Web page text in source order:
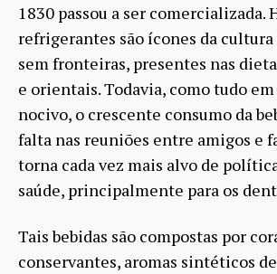
1830 passou a ser comercializada.
refrigerantes são ícones da
sem fronteiras, presentes nas
e orientais. Todavia, como tudo em
nocivo, o crescente consumo da
falta nas reuniões entre amigos e
torna cada vez mais alvo de
saúde, principalmente para os
Tais bebidas são compostas por
conservantes, aromas sintéticos